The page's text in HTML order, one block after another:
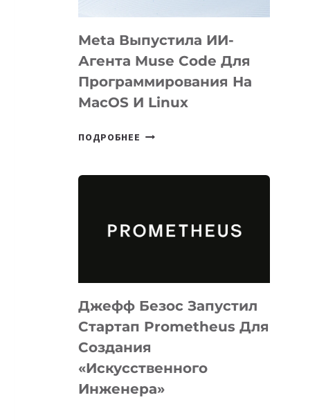
Meta Выпустила ИИ-
Агента Muse Code Для
Программирования На
MacOS И Linux
ПОДРОБНЕЕ META
ДЛЯ
И
LINUX
Джефф Безос Запустил
Стартап Prometheus Для
Создания
«искусственного
Инженера»